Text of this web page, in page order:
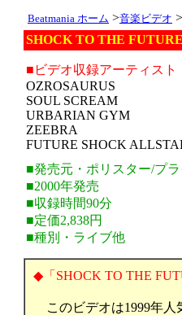
Beatmania ホーム >音楽ビデオ >
SHOCK TO THE
■ビデオ収録アーティスト
OZROSAURUS
SOUL SCREAM
URBARIAN GYM
ZEEBRA
FUTURE SHOCK
■発売元・ポリスター/プ
■2000年発売
■収録時間90分
■定価2,838円
■種別・ライブ他
◆「SHOCK TO THE
このビデオは1999年人